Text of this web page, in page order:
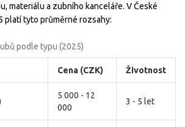
materiálu a zubního kanceláře. V České
platí tyto průměrné rozsahy:
podle typu (2025)
Cena (CZK) Životnost
5 000 - 12
000
3 - 5 let